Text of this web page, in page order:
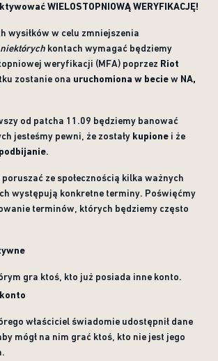
WIELOSTOPNIOWĄ WERYFIKACJĘ!
wysiłków w celu zmniejszenia
niektórych kontach wymagać będziemy
weryfikacji (MFA) poprzez Riot
zostanie ona uruchomiona w beciew NA,
od patcha 11.09 będziemy banować
jesteśmy pewni, że zostały kupione i że
podbijanie.
ze społecznością kilka ważnych
występują konkretne terminy. Poświęćmy
terminów, których będziemy często
gra ktoś, kto już posiada inne konto.
właściciel świadomie udostępnił dane
mógł na nim grać ktoś, kto nie jest jego